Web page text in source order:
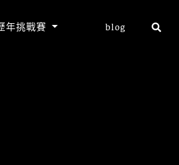
年挑戰賽 blog